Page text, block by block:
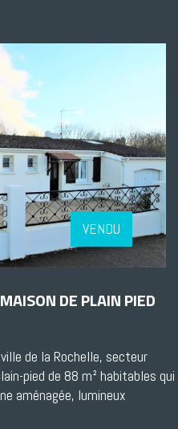
VENDU
DE PLAIN PIED
de la Rochelle, secteur
pied de 88 m² habitables qui
aménagée, lumineux